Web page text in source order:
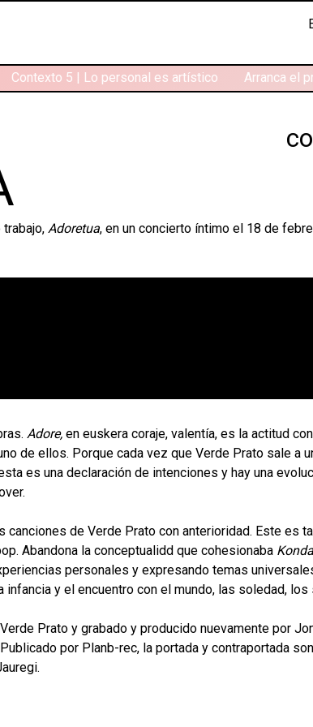
Contexto 5 | Lo personal es artístico Arranca el
Adoretua, en un concierto íntimo el 18 de
Adore, en euskera coraje, valentía, es la actitud
de ellos. Porque cada vez que Verde Prato sale a
es una declaración de intenciones y hay una
canciones de Verde Prato con anterioridad. Este es
Abandona la conceptualidd que cohesionaba
personales y expresando temas
infancia y el encuentro con el mundo, las soledad,
Prato y grabado y producido nuevamente por
por Planb-rec, la portada y contraportada